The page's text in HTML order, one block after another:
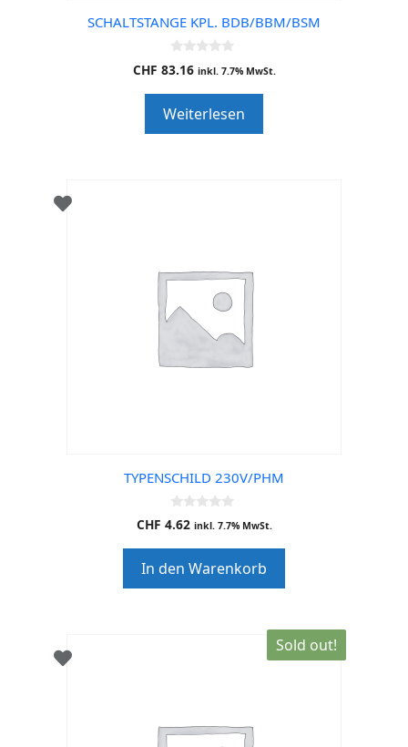
SCHALTSTANGE KPL. BDB/BBM/BSM
0
o
o
f
5
CHF 83.16 inkl. 7.7% MwSt.
Weiterlesen
TYPENSCHILD 230V/PHM
0
o
o
f
5
CHF 4.62 inkl. 7.7% MwSt.
In den Warenkorb
Sold out!